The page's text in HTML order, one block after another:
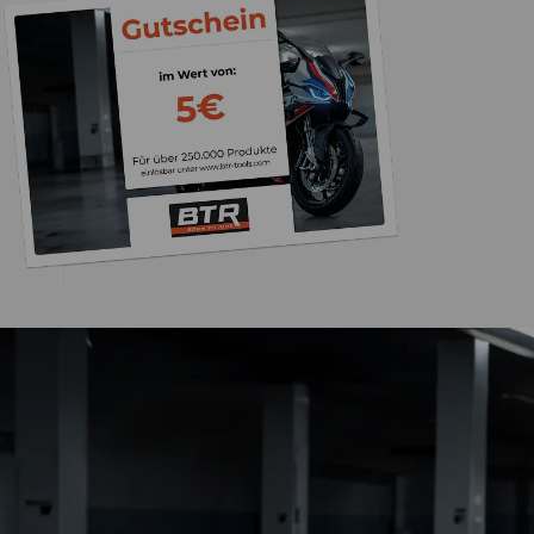
„Die Abwicklung
bzw. Bestellung
verlässliche Partner